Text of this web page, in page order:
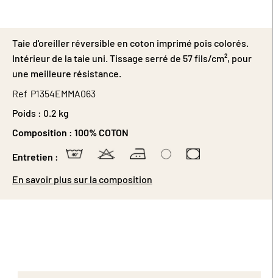
Taie d'oreiller réversible en coton imprimé pois colorés.
Intérieur de la taie uni. Tissage serré de 57 fils/cm², pour
une meilleure résistance.
Ref P1354EMMA063
Poids : 0.2 kg
Composition : 100% COTON
Entretien :
En savoir plus sur la composition